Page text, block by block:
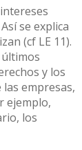
se explica
(cf LE 11).
y los
empresas,
ejemplo,
los